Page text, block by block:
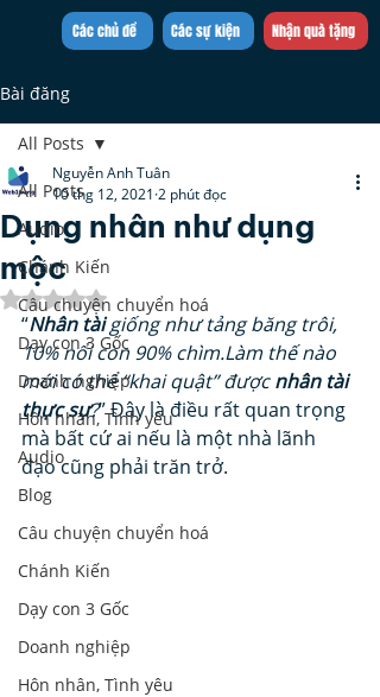
Trần Việt Quân
Các sự kiện
Các chủ đề Nhận quà tặng
Bài đăng
All Posts
Audio
Chánh Kiến
Câu chuyện chuyển hoá
Dạy con 3 Gốc
Doanh nghiệp
Hôn nhân, Tình yêu
Audio
Blog
Câu chuyện chuyển hoá
Chánh Kiến
Dạy con 3 Gốc
Doanh nghiệp
Hôn nhân, Tình yêu
All Posts
Dụng nhân như dụng
mộc
Nguyễn Anh Tuân
10 thg 12, 2021 2 phút đọc
Đã xếp hạng NaN/5 sao.
“Nhân tài giống như tảng băng trôi,
10% nổi còn 90% chìm.Làm thế nào
mới có thể “khai quật” được nhân tài
thực sự?” Đây là điều rất quan trọng
mà bất cứ ai nếu là một nhà lãnh
đạo cũng phải trăn trở.